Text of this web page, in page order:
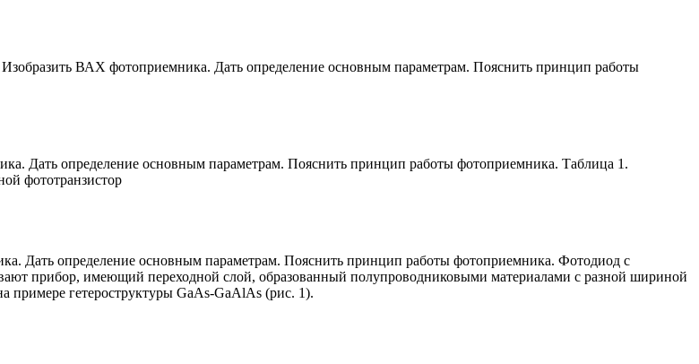
ВАХ фотоприемника. Дать определение основным параметрам. Пояснить принцип работы
Дать определение основным параметрам. Пояснить принцип работы фотоприемника. Таблица 1.
фототранзистор
Дать определение основным параметрам. Пояснить принцип работы фотоприемника. Фотодиод с
прибор, имеющий переходной слой, образованный полупроводниковыми материалами с разной шириной
примере гетероструктуры GaAs-GaAlAs (рис. 1).